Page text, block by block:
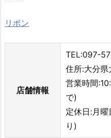
リボン
店舗情報
TEL:097-
住所:大分
営業時間
で)
定休日:月
り)